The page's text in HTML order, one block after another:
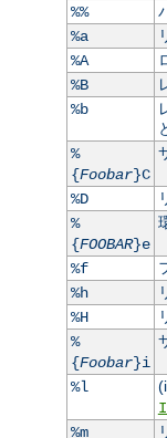
%%
%a
%A
%B
%b
%
{Foobar}C
%D
%
{FOOBAR}e
%f
%h
%H
%
{Foobar}i
%l
%m